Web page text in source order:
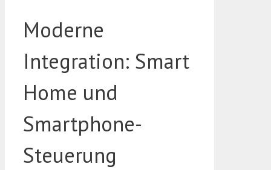
Moderne
Integration: Smart
Home und
Smartphone-
Steuerung